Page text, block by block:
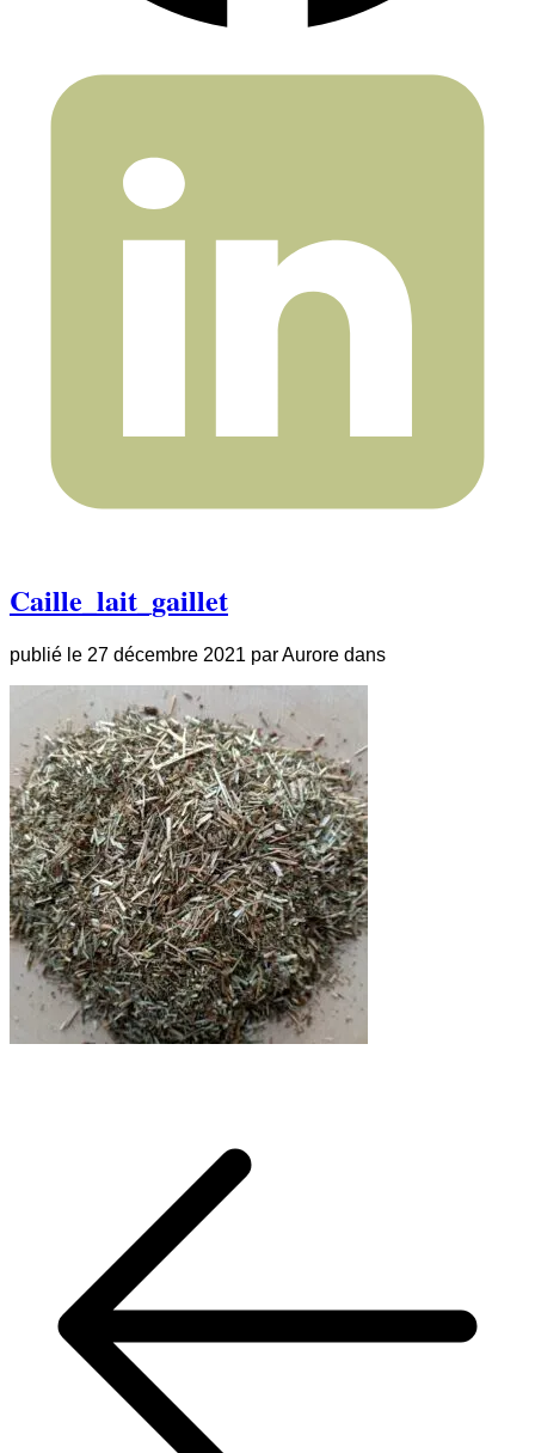
Caille_lait_gaillet
publié le 27 décembre 2021 parAurore dans